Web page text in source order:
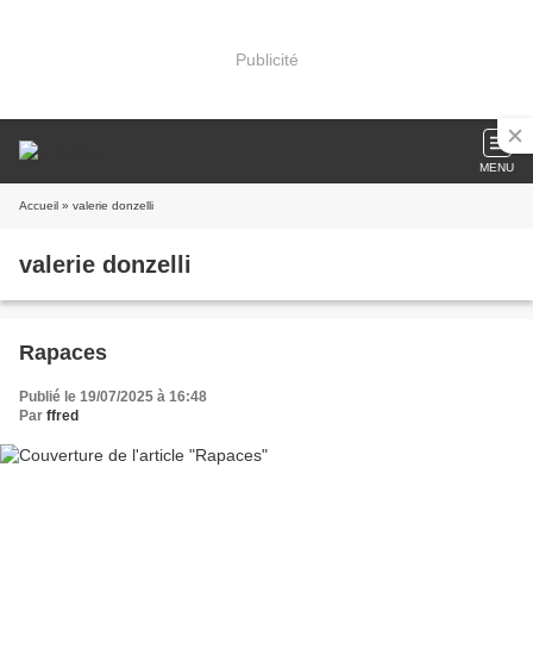
Publicité
MENU
Accueil » valerie donzelli
valerie donzelli
Rapaces
Publié le 19/07/2025 à 16:48
Par ffred